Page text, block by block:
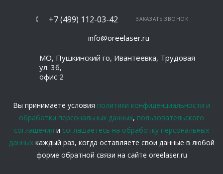
+7 (499) 112-03-42 ЗАКАЗАТЬ ЗВОНОК
info@oreelaser.ru
МО, Пушкинский го, Ивантеевка, Трудовая
ул. 3б,
офис 2
Вы принимаете условия политики конфиденциальности и
обработки персональных данных, пользовательского
соглашения и соглашаетесь на обработку персональных
данныхкаждый раз, когда оставляете свои данные в любой
форме обратной связи на сайте oreelaser.ru